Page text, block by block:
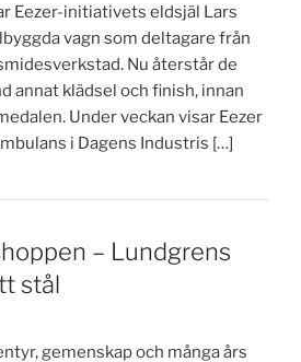
Eezer-initiativets eldsjäl Lars
vagn som deltagare från
Nu återstår de
annat klädsel och finish, innan
Under veckan visar Eezer
i Dagens Industris […]
– Lundgrens
stål
gemenskap och många års